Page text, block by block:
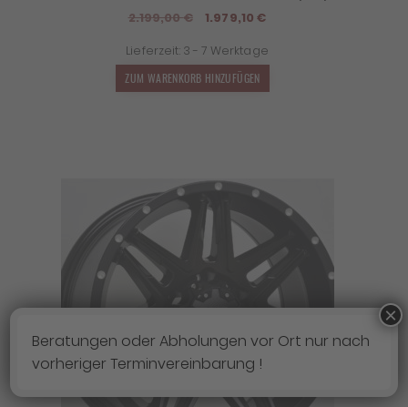
2.199,00€
Ursprünglicher
war:
2.199,00 €
1.979,10€Aktueller
ist:
Lieferzeit: 3 - 7 Werktage
ZUM WARENKORB HINZUFÜGEN
Beratungen oder Abholungen vor Ort nur nach
vorheriger Terminvereinbarung !
×